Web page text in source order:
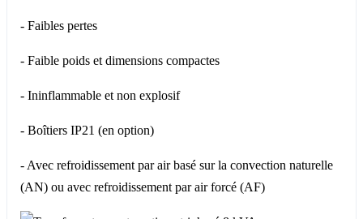
- Faibles pertes
- Faible poids et dimensions compactes
- Ininflammable et non explosif
- Boîtiers IP21 (en option)
- Avec refroidissement par air basé sur la convection naturelle
(AN) ou avec refroidissement par air forcé (AF)